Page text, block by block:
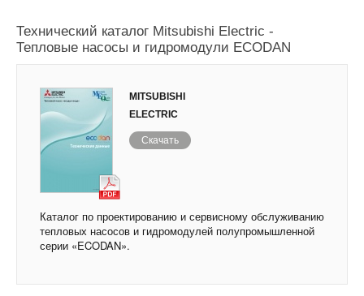
Технический каталог Mitsubishi Electric -
Тепловые насосы и гидромодули ECODAN
MITSUBISHI
ELECTRIC
Скачать
Каталог по проектированию и сервисному обслуживанию
тепловых насосов и гидромодулей полупромышленной
серии «ECODAN».